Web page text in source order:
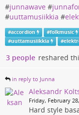
#junnawave #
#uuttamusiikkia #
#accordion #folkmusic
#uuttamusiikkia #
3 people reshared
in reply to Junna
Aleksandr
Friday, February
Hard style